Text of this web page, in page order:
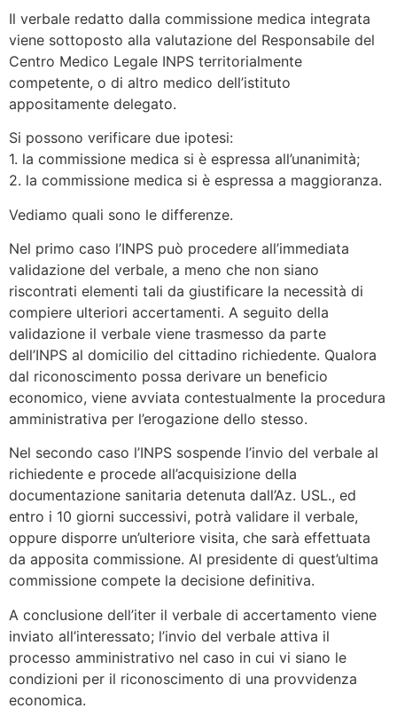
Il verbale redatto dalla commissione medica integrata
viene sottoposto alla valutazione del Responsabile del
Centro Medico Legale INPS territorialmente
competente, o di altro medico dell’istituto
appositamente delegato.
Si possono verificare due ipotesi:
1. la commissione medica si è espressa all’unanimità;
2. la commissione medica si è espressa a maggioranza.
Vediamo quali sono le differenze.
Nel primo caso l’INPS può procedere all’immediata
validazione del verbale, a meno che non siano
riscontrati elementi tali da giustificare la necessità di
compiere ulteriori accertamenti. A seguito della
validazione il verbale viene trasmesso da parte
dell’INPS al domicilio del cittadino richiedente. Qualora
dal riconoscimento possa derivare un beneficio
economico, viene avviata contestualmente la procedura
amministrativa per l’erogazione dello stesso.
Nel secondo caso l’INPS sospende l’invio del verbale al
richiedente e procede all’acquisizione della
documentazione sanitaria detenuta dall’Az. USL., ed
entro i 10 giorni successivi, potrà validare il verbale,
oppure disporre un’ulteriore visita, che sarà effettuata
da apposita commissione. Al presidente di quest’ultima
commissione compete la decisione definitiva.
A conclusione dell’iter il verbale di accertamento viene
inviato all’interessato; l’invio del verbale attiva il
processo amministrativo nel caso in cui vi siano le
condizioni per il riconoscimento di una provvidenza
economica.